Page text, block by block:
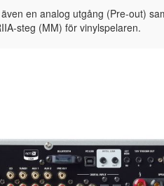
en analog utgång (Pre-out)
steg (MM) för vinylspelaren.